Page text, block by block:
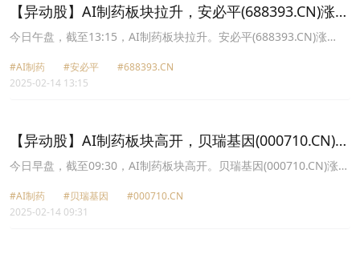
【异动股】AI制药板块拉升，安必平(688393.CN)涨
20.02%
今日午盘，截至13:15，AI制药板块拉升。安必平(688393.CN)涨
医药(301230.CN)涨18.29%报36.41元，药石科技(300725.CN)涨
12.47%报41.94元，川宁生物(301301.CN)涨10.63%报13.94元，贝
#AI制药 #安必平
#688393.CN
2025-02-14 13:15
【异动股】AI制药板块高开，贝瑞基因(000710.CN)涨
7.47%
今日早盘，截至09:30，AI制药板块高开。贝瑞基因(000710.CN)涨
疗(603716.CN)涨6.80%报9.42元，嘉和美康(688246.CN)涨6.35%报
31.5元，博济医药(300404.CN)涨4.28%报9.99元，药石科技
#AI制药 #贝瑞基因
#000710.CN
2025-02-14 09:31